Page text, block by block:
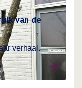
van de
verhaal.